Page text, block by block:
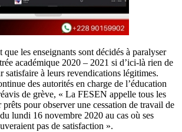
les enseignants sont décidés à paralyser
académique 2020 – 2021 si d’ici-là rien de
satisfaire à leurs revendications légitimes.
des autorités en charge de l’éducation
de grève, « La FESEN appelle tous les
prêts pour observer une cessation de travail de
lundi 16 novembre 2020 au cas où ses
pas de satisfaction ».